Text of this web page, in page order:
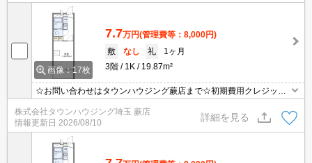
画像：17枚
7.7万円(管理費等：8,000円)
敷
なし 礼
1ヶ月
3階
1K 19.87m²
☆お問い合わせはタウンハウジング蕨店まで☆初期費用クレジット
決済相談☆オンラインでの内見・契約もお気軽にご相談ください！
株式会社タウンハウジング埼玉 蕨店
情報更新日 2026/08/10
詳細を見る